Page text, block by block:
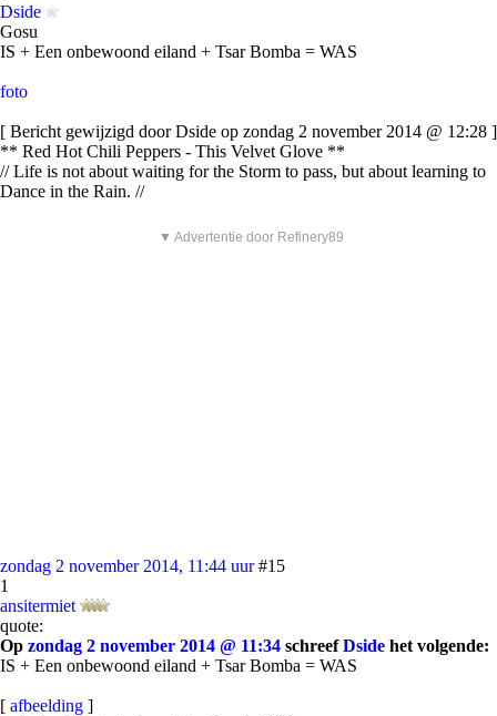
Dside
Gosu
IS + Een onbewoond eiland + Tsar Bomba = WAS
foto
[ Bericht gewijzigd door Dside op zondag 2 november 2014 @ 12:28 ]
** Red Hot Chili Peppers - This Velvet Glove **
// Life is not about waiting for the Storm to pass, but about learning to
Dance in the Rain. //
▼ Advertentie door Refinery89
zondag 2 november 2014, 11:44 uur #15
1
ansitermiet
quote:
Op zondag 2 november 2014 @ 11:34 schreefDside het volgende:
IS + Een onbewoond eiland + Tsar Bomba = WAS
[ afbeelding ]